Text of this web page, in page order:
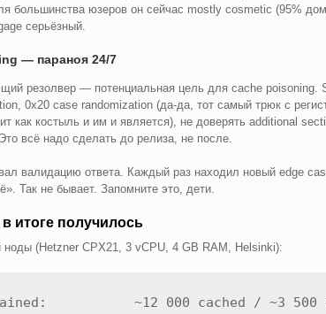
большинства юзеров он сейчас mostly cosmetic (95%
серьёзный.
— параноя 24/7
резолвер — потенциальная цель для cache poisoning.
0x20 case randomization (да-да, тот самый трюк с
как костыль и им и является), не доверять additional
всё надо сделать до релиза, не после.
валидацию ответа. Каждый раз находил новый edge
Так не бывает. Запомните это, дети.
итоге получилось
(Hetzner CPX21, 3 vCPU, 4 GB RAM, Helsinki):
~12 000 cached / ~3 500